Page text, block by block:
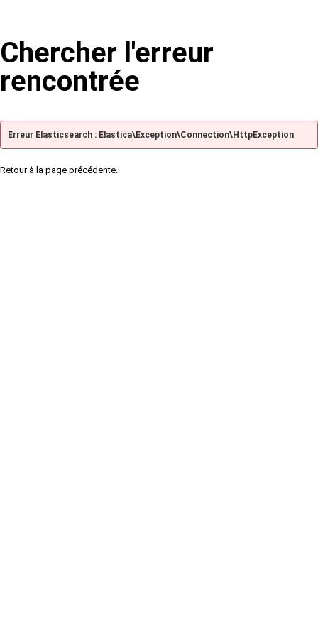
Chercher l'erreur
rencontrée
Erreur Elasticsearch : Elastica\Exception\Connection\HttpException
Retour à la page précédente.